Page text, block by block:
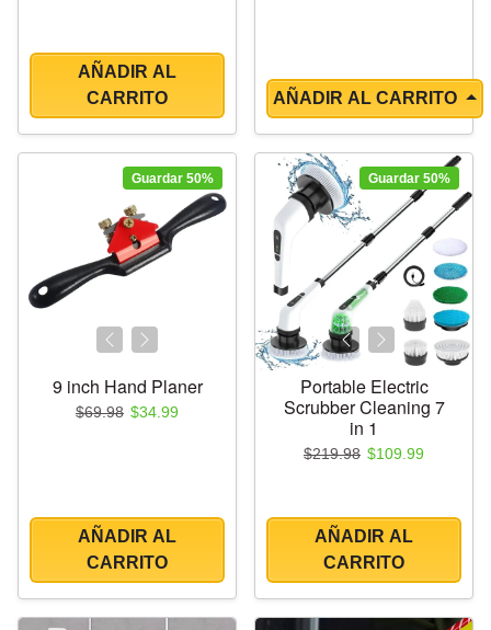
AÑADIR AL
CARRITO
AÑADIR AL CARRITO
Guardar 50%
9 inch Hand Planer
Precio regular
$69.98 Precio de oferta
$34.99
AÑADIR AL
CARRITO
Guardar 50%
Portable Electric
Scrubber Cleaning 7
in 1
Precio regular
$219.98 Precio de oferta
$109.99
AÑADIR AL
CARRITO